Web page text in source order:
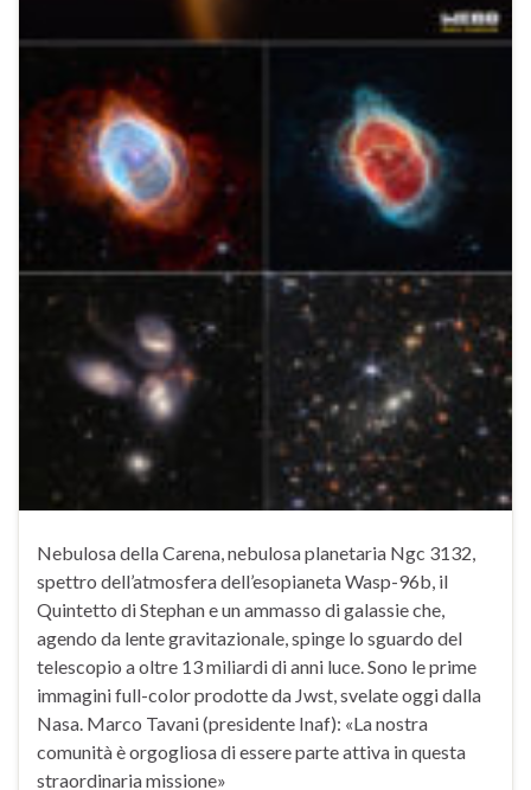
Nebulosa della Carena, nebulosa planetaria Ngc 3132,
spettro dell’atmosfera dell’esopianeta Wasp-96b, il
Quintetto di Stephan e un ammasso di galassie che,
agendo da lente gravitazionale, spinge lo sguardo del
telescopio a oltre 13 miliardi di anni luce. Sono le prime
immagini full-color prodotte da Jwst, svelate oggi dalla
Nasa. Marco Tavani (presidente Inaf): «La nostra
comunità è orgogliosa di essere parte attiva in questa
straordinaria missione»